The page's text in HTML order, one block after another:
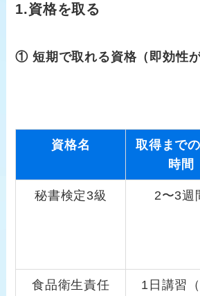
1.資格を取る
① 短期で取れる資格（即効性が
資格名
取得まで
時間
秘書検定3級 2〜3週
食品衛生責任 1日講習